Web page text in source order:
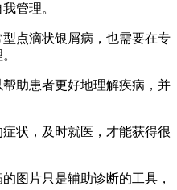
管理。
点滴状银屑病，也需要在专
助患者更好地理解疾病，并
状，及时就医，才能获得很
图片只是辅助诊断的工具，